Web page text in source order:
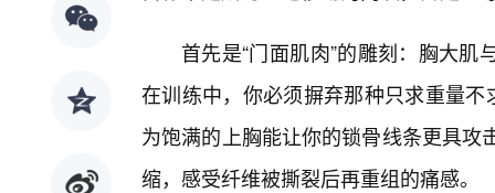
首先是“门面肌肉”的雕刻：胸大
在训练中，你必须摒弃那种只求重量
为饱满的上胸能让你的锁骨线条更具
缩，感受纤维被撕裂后再重组的痛感。